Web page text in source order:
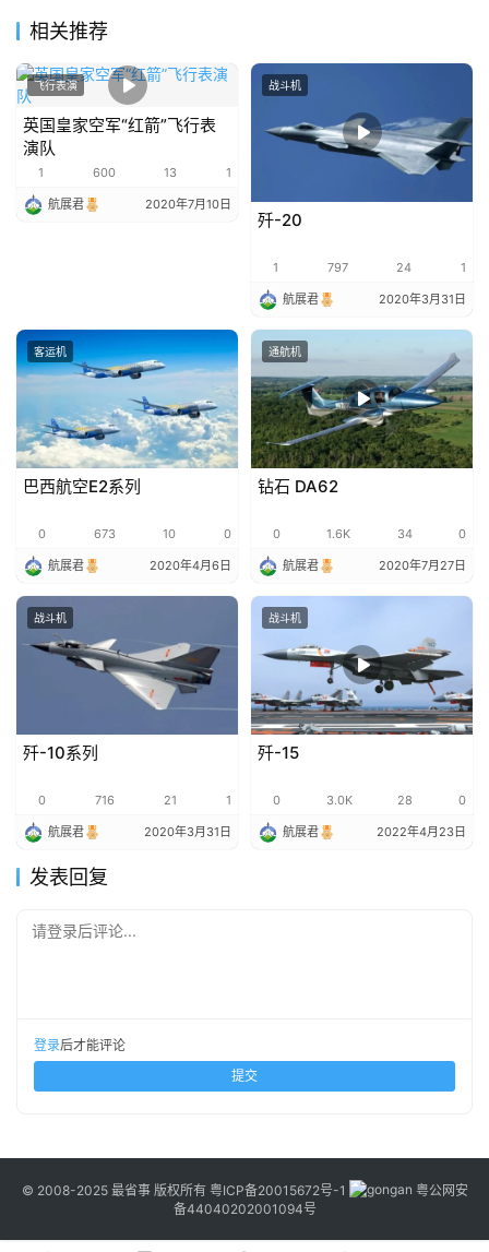
相关推荐
飞行表演
英国皇家空军“红箭”飞行表
演队
1 600 13 1
航展君 2020年7月10日
战斗机
歼-20
1 797 24 1
航展君 2020年3月31日
客运机
巴西航空E2系列
0 673 10 0
航展君 2020年4月6日
通航机
钻石 DA62
0 1.6K 34 0
航展君 2020年7月27日
战斗机
歼-10系列
0 716 21 1
航展君 2020年3月31日
战斗机
歼-15
0 3.0K 28 0
航展君 2022年4月23日
发表回复
请登录后评论...
登录后才能评论
提交
© 2008-2025 最省事 版权所有 粤ICP备20015672号-1
粤公网安
备44040202001094号